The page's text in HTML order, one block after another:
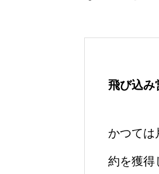
飛び込み
かつては
約を獲得